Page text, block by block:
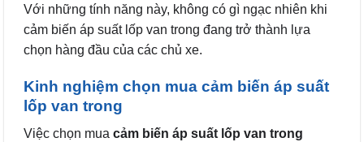
Với những tính năng này, không có gì ngạc nhiên khi
cảm biến áp suất lốp van trong đang trở thành lựa
chọn hàng đầu của các chủ xe.
Kinh nghiệm chọn mua cảm biến áp suất
lốp van trong
Việc chọn mua cảm biến áp suất lốp van trong